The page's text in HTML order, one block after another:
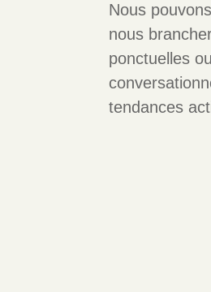
Nous
nous
ponctuelles
tendances